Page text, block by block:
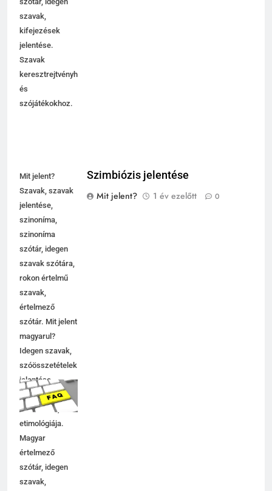
szavak,
kifejezések
jelentése.
Szavak
keresztrejtvényhez
és
szójátékokhoz.
Mit jelent?
Szavak, szavak
jelentése,
szinoníma,
szinoníma
szótár, idegen
szavak szótára,
rokon értelmű
szavak,
értelmező
szótár. Mit jelent
magyarul?
Idegen szavak,
szóösszetételek
jelentése,
magyarázata,
használata,
etimológiája.
Magyar
értelmező
szótár, idegen
szavak,
Szimbiózis jelentése
Mit jelent?
1 év ezelőtt 0